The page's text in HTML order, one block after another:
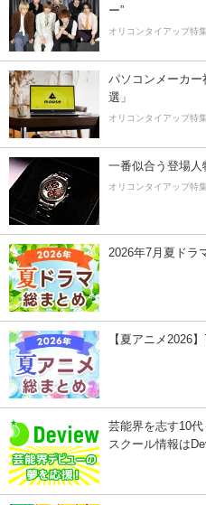
ー”
オリコンタイアップ特
パソコンメーカ
選」
オリコンタイアップ特
一番似合う登場
オリコンタイアップ特
2026年7月夏ドラ
【夏アニメ2026
芸能界を志す10代
スクール情報は